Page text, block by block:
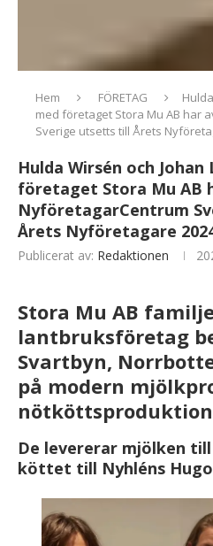
Hem FÖRETAG
med företaget Stora Mu AB har
Sverige utsetts till Årets
Hulda Wirsén och Johan
företaget Stora Mu AB
NyföretagarCentrum
Årets Nyföretagare
Publicerat av: Redaktionen
Stora Mu AB
lantbruksföretag
Svartbyn,
på modern
De levererar mjölken
köttet till Nyhléns